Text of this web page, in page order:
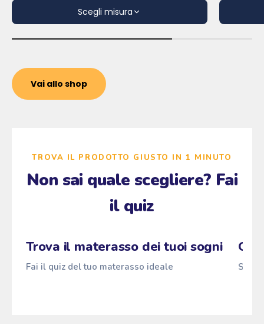
Scegli misura
Vai allo shop
TROVA IL PRODOTTO GIUSTO IN 1 MINUTO
Non sai quale scegliere? Fai
il quiz
Trova il materasso dei tuoi sogni
Fai il quiz del tuo materasso ideale